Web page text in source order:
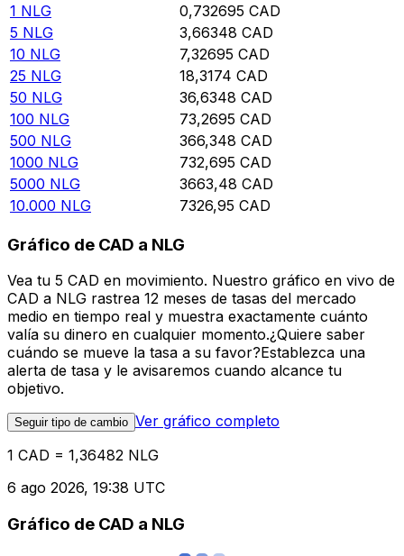
1 NLG 0,732695 CAD
5 NLG 3,66348 CAD
10 NLG 7,32695 CAD
25 NLG 18,3174 CAD
50 NLG 36,6348 CAD
100 NLG 73,2695 CAD
500 NLG 366,348 CAD
1000 NLG 732,695 CAD
5000 NLG 3663,48 CAD
10.000 NLG 7326,95 CAD
Gráfico de CAD a NLG
Vea tu 5 CAD en movimiento. Nuestro gráfico en vivo de
CAD a NLG rastrea 12 meses de tasas del mercado
medio en tiempo real y muestra exactamente cuánto
valía su dinero en cualquier momento.¿Quiere saber
cuándo se mueve la tasa a su favor?Establezca una
alerta de tasa y le avisaremos cuando alcance tu
objetivo.
Seguir tipo de cambio Ver gráfico completo
1 CAD = 1,36482 NLG
6 ago 2026, 19:38 UTC
Gráfico de CAD a NLG